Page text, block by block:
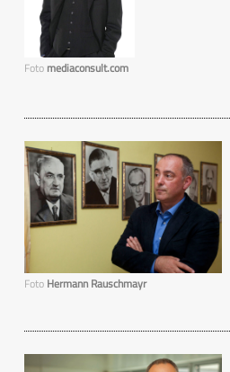
Foto mediaconsult.com
Foto Hermann Rauschmayr